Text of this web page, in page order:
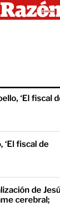
‘El fiscal
‘El fiscal de
de
cerebral;